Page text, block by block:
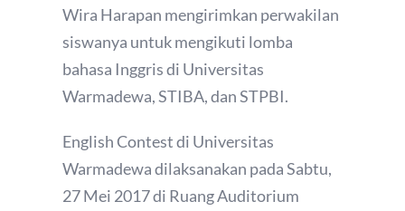
Wira Harapan mengirimkan perwakilan
siswanya untuk mengikuti lomba
bahasa Inggris di Universitas
Warmadewa, STIBA, dan STPBI.
English Contest di Universitas
Warmadewa dilaksanakan pada Sabtu,
27 Mei 2017 di Ruang Auditorium